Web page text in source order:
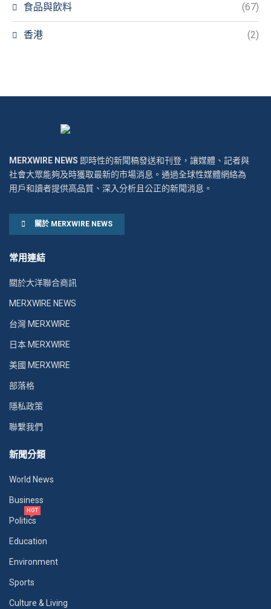
食品與飲料 (67)
香港 (2)
MERXWIRE NEWS 即時性的新聞稿發送和刊登，讓媒體、記者與
社會大眾能夠及時獲取最新的市場消息。通過全球性媒體網絡為
用戶和讀者提供高品質、深入分析且公正的新聞消息。
關於 MERXWIRE NEWS
常用連結
關於大洋聯合商訊
MERXWIRE NEWS
台灣 MERXWIRE
日本 MERXWIRE
美國 MERXWIRE
部落格
隱私政策
聯繫我們
新聞分類
World News
Business
Politics
HOT
Education
Environment
Sports
Culture & Living